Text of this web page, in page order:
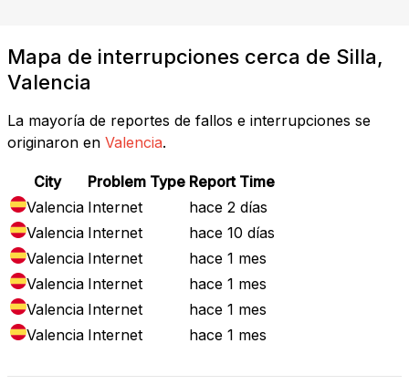
Mapa de interrupciones cerca de Silla,
Valencia
La mayoría de reportes de fallos e interrupciones se
originaron en Valencia.
City Problem Type Report Time
Valencia Internet
hace 2 días
Valencia Internet
hace 10 días
Valencia Internet
hace 1 mes
Valencia Internet
hace 1 mes
Valencia Internet
hace 1 mes
Valencia Internet hace 1 mes